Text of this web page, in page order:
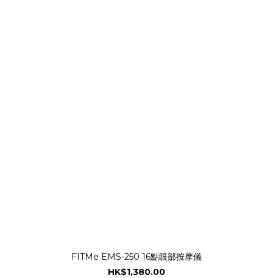
FITMe EMS-250 16點眼部按摩儀
HK$1,380.00